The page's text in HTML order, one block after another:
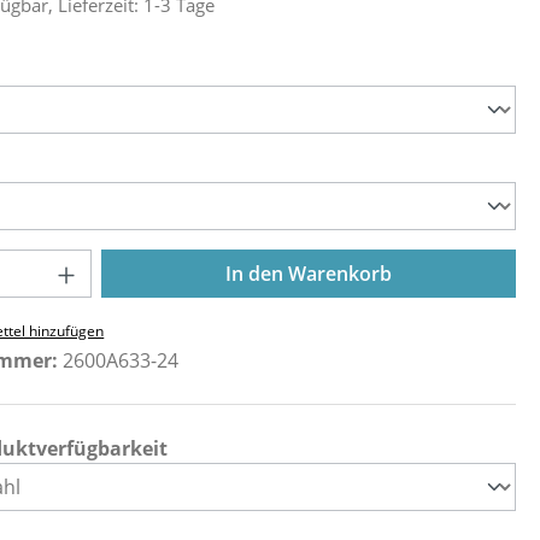
Anzahl: Gib den gewünschten Wert
In den Warenkorb
hinzufügen
2600A633-24